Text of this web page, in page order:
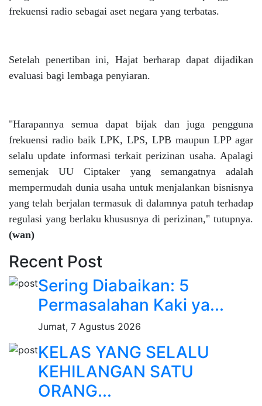
frekuensi radio sebagai aset negara yang terbatas.
Setelah penertiban ini, Hajat berharap dapat dijadikan
evaluasi bagi lembaga penyiaran.
"Harapannya semua dapat bijak dan juga pengguna
frekuensi radio baik LPK, LPS, LPB maupun LPP agar
selalu update informasi terkait perizinan usaha. Apalagi
semenjak UU Ciptaker yang semangatnya adalah
mempermudah dunia usaha untuk menjalankan bisnisnya
yang telah berjalan termasuk di dalamnya patuh terhadap
regulasi yang berlaku khususnya di perizinan," tutupnya.
(wan)
Recent Post
Sering Diabaikan: 5
Permasalahan Kaki ya...
Jumat, 7 Agustus 2026
KELAS YANG SELALU
KEHILANGAN SATU
ORANG...